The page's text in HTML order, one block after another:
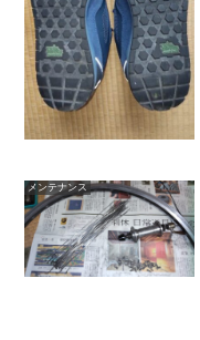
メンテナンス